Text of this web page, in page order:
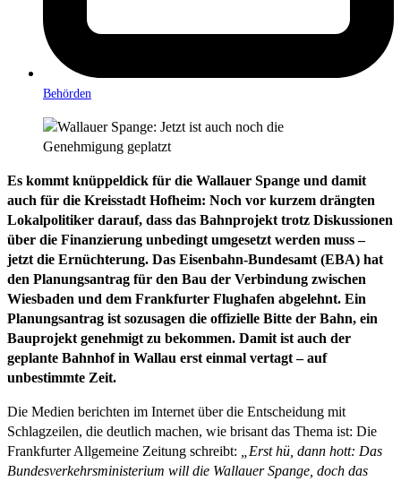
Behörden
Es kommt knüppeldick für die Wallauer Spange und damit
auch für die Kreisstadt Hofheim: Noch vor kurzem drängten
Lokalpolitiker darauf, dass das Bahnprojekt trotz Diskussionen
über die Finanzierung unbedingt umgesetzt werden muss –
jetzt die Ernüchterung. Das Eisenbahn-Bundesamt (EBA) hat
den Planungsantrag für den Bau der Verbindung zwischen
Wiesbaden und dem Frankfurter Flughafen abgelehnt. Ein
Planungsantrag ist sozusagen die offizielle Bitte der Bahn, ein
Bauprojekt genehmigt zu bekommen. Damit ist auch der
geplante Bahnhof in Wallau erst einmal vertagt – auf
unbestimmte Zeit.
Die Medien berichten im Internet über die Entscheidung mit
Schlagzeilen, die deutlich machen, wie brisant das Thema ist: Die
Frankfurter Allgemeine Zeitung schreibt:
„Erst hü, dann hott: Das
Bundesverkehrsministerium will die Wallauer Spange, doch das